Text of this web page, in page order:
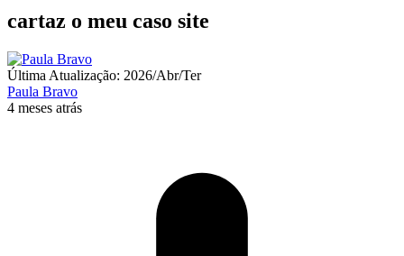
cartaz o meu caso site
Última Atualização: 2026/Abr/Ter
Paula Bravo
4 meses atrás